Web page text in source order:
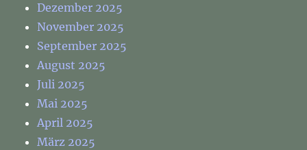
Dezember 2025
November 2025
September 2025
August 2025
Juli 2025
Mai 2025
April 2025
März 2025